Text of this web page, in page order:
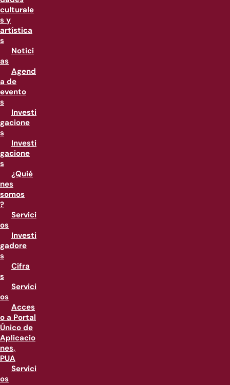
culturale
s y
artística
s
Notici
as
Agend
a de
evento
s
Investi
gacione
s
Investi
gacione
s
¿Quié
nes
somos
?
Servici
os
Investi
gadore
s
Cifra
s
Servici
os
Acces
o a Portal
Único de
Aplicacio
nes,
PUA
Servici
os